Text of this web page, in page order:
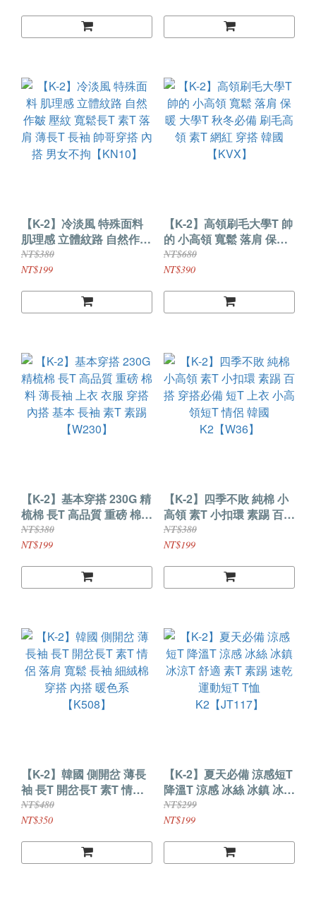
【K-2】冷淡風 特殊面料
肌理感 立體紋路 自然作皺
壓紋 寬鬆長T 素T 落肩 薄
長T 長袖 帥哥穿搭 內搭 男
NT$380
NT$199
【K-2】高領刷毛大學T 帥
的 小高領 寬鬆 落肩 保暖
大學T 秋冬必備 刷毛高領
素T 網紅 穿搭 韓國
NT$680
NT$390
【K-2】基本穿搭 230G 精
梳棉 長T 高品質 重磅 棉料
薄長袖 上衣 衣服 穿搭 內
搭 基本 長袖 素T 素踢
NT$380
NT$199
【K-2】四季不敗 純棉 小
高領 素T 小扣環 素踢 百搭
穿搭必備 短T 上衣 小高領
短T 情侶 韓國
NT$380
NT$199
【K-2】韓國 側開岔 薄長
袖 長T 開岔長T 素T 情侶
落肩 寬鬆 長袖 細絨棉 穿
搭 內搭 暖色系【K508】
NT$480
NT$350
【K-2】夏天必備 涼感短T
降溫T 涼感 冰絲 冰鎮 冰涼
T 舒適 素T 素踢 速乾 運動
短T T恤 K2【JT117】
NT$299
NT$199